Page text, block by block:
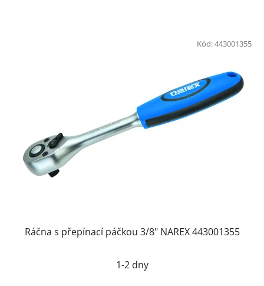
Ráčna s přepínací páčkou 3/8" NAREX 443001355
1-2 dny
Kód:443001355